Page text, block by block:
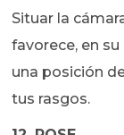
Situar la
favorece, en
una posición
tus rasgos.